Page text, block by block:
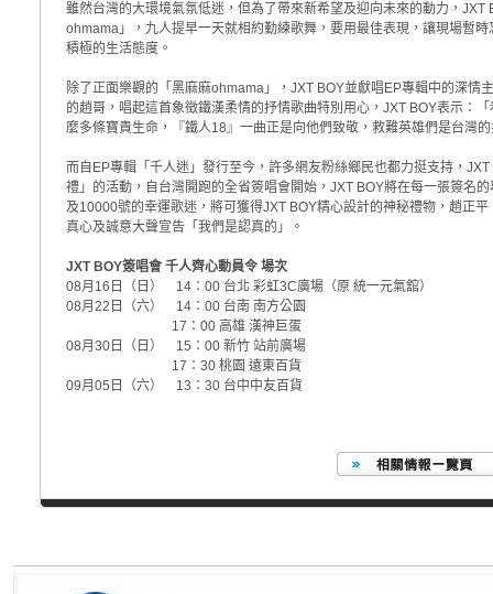
雖然台灣的大環境氣氛低迷，但為了帶來新希望及迎向未來的動力，
ohmama」，九人提早一天就相約勤練歌舞，要用最佳表現，讓現場暫
積極的生活態度。
除了正面樂觀的「黑麻麻ohmama」，JXT BOY並獻唱EP專輯中的深情
的趙哥，唱起這首象徵鐵漢柔情的抒情歌曲特別用心，JXT BOY表示：
麼多條寶貴生命，『鐵人18』一曲正是向他們致敬，救難英雄們是台灣
而自EP專輯「千人迷」發行至今，許多網友粉絲鄉民也都力挺支持，
禮」的活動，自台灣開跑的全省簽唱會開始，JXT BOY將在每一張簽名
及10000號的幸運歌迷，將可獲得JXT BOY精心設計的神秘禮物，趙正
真心及誠意大聲宣告「我們是認真的」。
JXT BOY簽唱會 千人齊心動員令 場次
08月16日（日） 14：00 台北 彩虹3C廣場（原 統一元氣舘）
08月22日（六） 14：00 台南 南方公園
17：00 高雄 漢神巨蛋
08月30日（日） 15：00 新竹 站前廣場
17：30 桃園 遠東百貨
09月05日（六） 13：30 台中中友百貨